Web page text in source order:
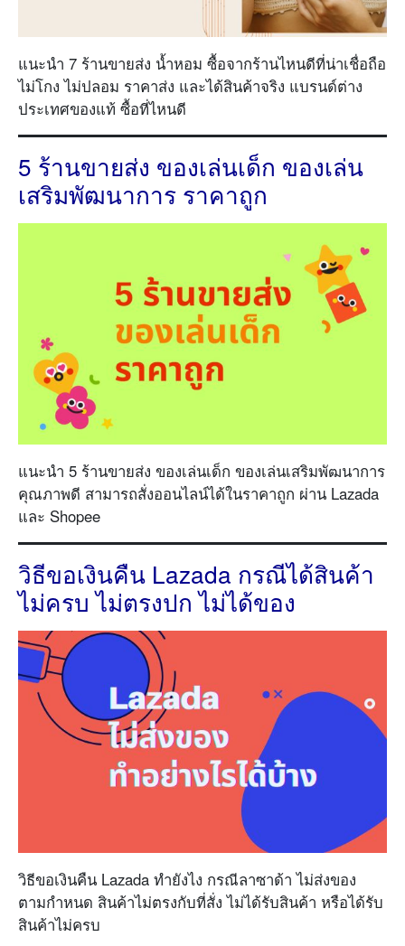
แนะนำ 7 ร้านขายส่ง น้ำหอม ซื้อจากร้านไหนดีที่น่าเชื่อถือ
ไม่โกง ไม่ปลอม ราคาส่ง และได้สินค้าจริง แบรนด์ต่าง
ประเทศของแท้ ซื้อที่ไหนดี
5 ร้านขายส่ง ของเล่นเด็ก ของเล่น
เสริมพัฒนาการ ราคาถูก
แนะนำ 5 ร้านขายส่ง ของเล่นเด็ก ของเล่นเสริมพัฒนาการ
คุณภาพดี สามารถสั่งออนไลน์ได้ในราคาถูก ผ่าน Lazada
และ Shopee
วิธีขอเงินคืน Lazada กรณีได้สินค้า
ไม่ครบ ไม่ตรงปก ไม่ได้ของ
วิธีขอเงินคืน Lazada ทำยังไง กรณีลาซาด้า ไม่ส่งของ
ตามกำหนด สินค้าไม่ตรงกับที่สั่ง ไม่ได้รับสินค้า หรือได้รับ
สินค้าไม่ครบ